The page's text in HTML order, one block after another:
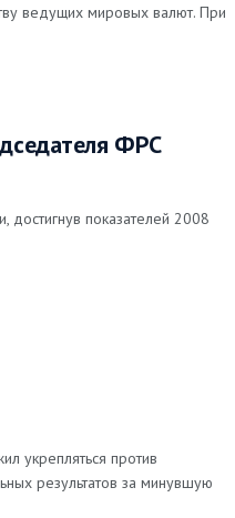
ведущих мировых валют. При
ФРС
показателей 2008
укрепляться против
результатов за минувшую